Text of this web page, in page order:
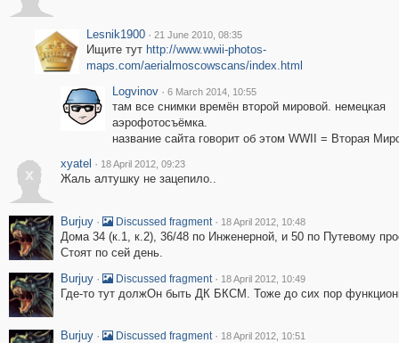
Lesnik1900 · 21 June 2010, 08:35
Ищите тут http://www.wwii-photos-
maps.com/aerialmoscowscans/index.html
Logvinov · 6 March 2014, 10:55
там все снимки времён второй мировой. немецкая
аэрофотосъёмка.
название сайта говорит об этом WWII = Вторая
x
xyatel · 18 April 2012, 09:23
Жаль алтушку не зацепило..
Burjuy · Discussed fragment · 18 April 2012, 10:48
Дома 34 (к.1, к.2), 36/48 по Инженерной, и 50 по Путевому
Стоят по сей день.
Burjuy · Discussed fragment · 18 April 2012, 10:49
Где-то тут должОн быть ДК БКСМ. Тоже до сих пор
Burjuy · Discussed fragment · 18 April 2012, 10:51